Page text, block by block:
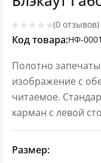
(0 отзывов)
Код товара:НФ-
Полотно
изображение с
читаемое.
карман с левой
Размер: